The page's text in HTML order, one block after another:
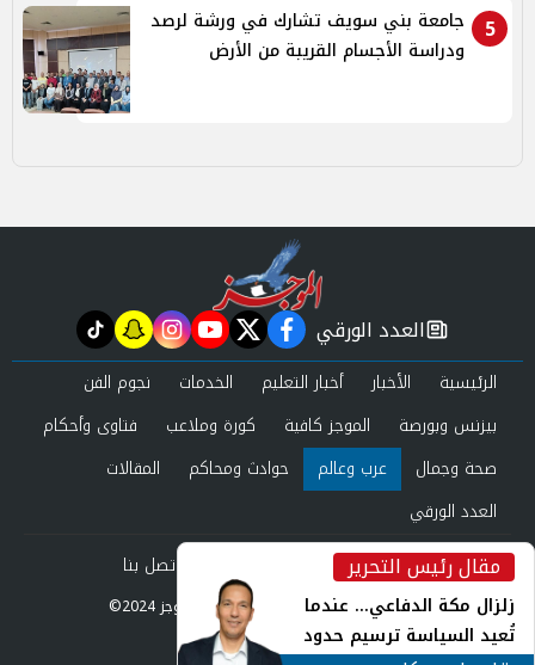
5
جامعة بني سويف تشارك في ورشة لرصد
ودراسة الأجسام القريبة من الأرض
مقال رئيس التحرير
زلزال مكة الدفاعي... عندما
تُعيد السياسة ترسيم حدود
newspaper
العدد الورقي facebook
twitter
youtube
instagram
snapchat
tiktok
الرئيسية الأخبار أخبار التعليم الخدمات
نجوم الفن
بيزنس وبورصة
الموجز كافية كورة وملاعب
فتاوى وأحكام
صحة وجمال
عرب وعالم حوادث ومحاكم
المقالات
العدد الورقي
من نحن
اتصل بنا
©2024 الموجز All Rights Reserved.
Powered by